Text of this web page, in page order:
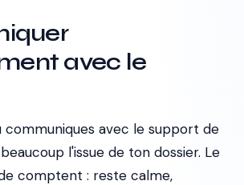
avec le
communiques avec le support de
l'issue de ton dossier. Le
comptent : reste calme,